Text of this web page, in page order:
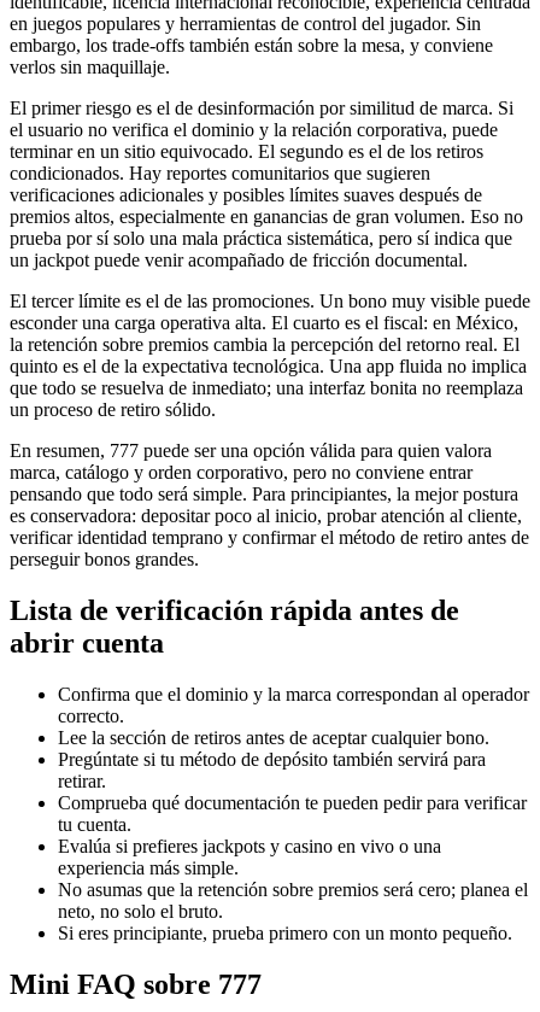
en juegos populares y herramientas de control del jugador. Sin
embargo, los trade-offs también están sobre la mesa, y conviene
verlos sin maquillaje.
El primer riesgo es el de desinformación por similitud de marca. Si
el usuario no verifica el dominio y la relación corporativa, puede
terminar en un sitio equivocado. El segundo es el de los retiros
condicionados. Hay reportes comunitarios que sugieren
verificaciones adicionales y posibles límites suaves después de
premios altos, especialmente en ganancias de gran volumen. Eso no
prueba por sí solo una mala práctica sistemática, pero sí indica que
un jackpot puede venir acompañado de fricción documental.
El tercer límite es el de las promociones. Un bono muy visible puede
esconder una carga operativa alta. El cuarto es el fiscal: en México,
la retención sobre premios cambia la percepción del retorno real. El
quinto es el de la expectativa tecnológica. Una app fluida no implica
que todo se resuelva de inmediato; una interfaz bonita no reemplaza
un proceso de retiro sólido.
En resumen, 777 puede ser una opción válida para quien valora
marca, catálogo y orden corporativo, pero no conviene entrar
pensando que todo será simple. Para principiantes, la mejor postura
es conservadora: depositar poco al inicio, probar atención al cliente,
verificar identidad temprano y confirmar el método de retiro antes de
perseguir bonos grandes.
Lista de verificación rápida antes de
abrir cuenta
Confirma que el dominio y la marca correspondan al operador
correcto.
Lee la sección de retiros antes de aceptar cualquier bono.
Pregúntate si tu método de depósito también servirá para
retirar.
Comprueba qué documentación te pueden pedir para verificar
tu cuenta.
Evalúa si prefieres jackpots y casino en vivo o una
experiencia más simple.
No asumas que la retención sobre premios será cero; planea el
neto, no solo el bruto.
Si eres principiante, prueba primero con un monto pequeño.
Mini FAQ sobre 777